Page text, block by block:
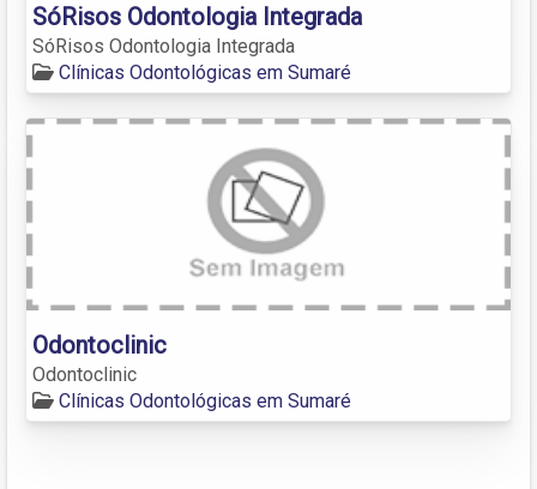
SóRisos Odontologia Integrada
SóRisos Odontologia Integrada
Clínicas Odontológicas em Sumaré
Odontoclinic
Odontoclinic
Clínicas Odontológicas em Sumaré